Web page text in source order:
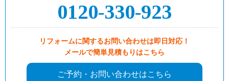
0120-330-923
リフォームに関するお問い合わせは即日対応！
メールで簡単見積もりはこちら
ご予約・お問い合わせはこちら